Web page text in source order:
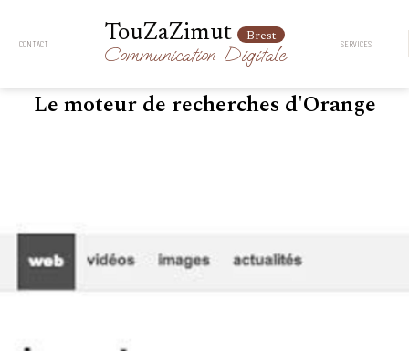
CONTACT TouZaZimut Brest
Communication Digitale SERVICES
Le moteur de recherches d'Orange